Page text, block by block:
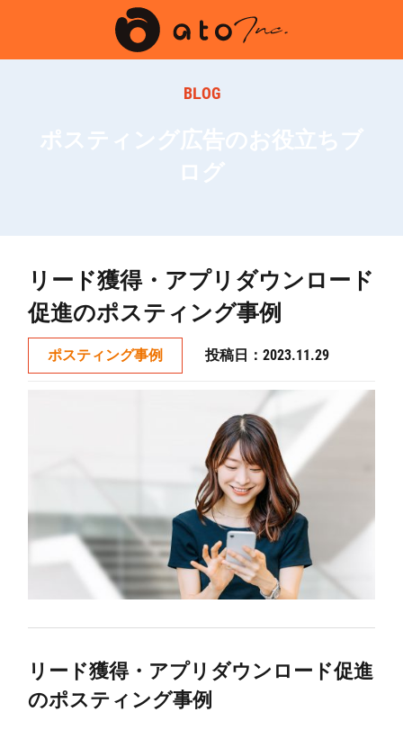
BLOG
リード獲得・アプリダウンロード
促進のポスティング事例
ポスティング事例 投稿日：2023.11.29
リード獲得・アプリダウンロード促進
のポスティング事例